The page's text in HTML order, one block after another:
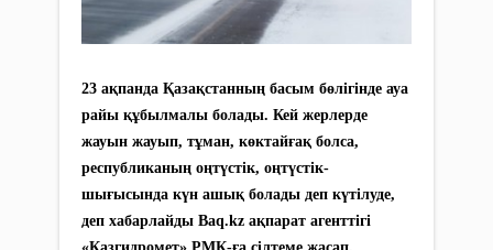
23 ақпанда Қазақстанның басым бөлігінде ауа
райы құбылмалы болады. Кей жерлерде
жауын жауып, тұман, көктайғақ болса,
республиканың оңтүстік, оңтүстік-
шығысында күн ашық болады деп күтілуде,
деп хабарлайды Baq.kz ақпарат агенттігі